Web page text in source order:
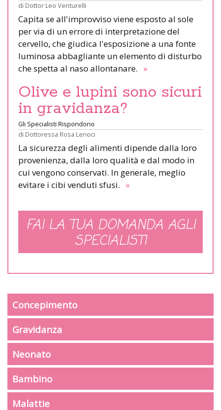
di Dottor Leo Venturelli
Capita se all'improvviso viene esposto al sole
per via di un errore di interpretazione del
cervello, che giudica l'esposizione a una fonte
luminosa abbagliante un elemento di disturbo
che spetta al naso allontanare. »
Olive e lupini sono sicuri
in gravidanza?
Gli Specialisti Rispondono
di Dottoressa Rosa Lenoci
La sicurezza degli alimenti dipende dalla loro
provenienza, dalla loro qualità e dal modo in
cui vengono conservati. In generale, meglio
evitare i cibi venduti sfusi. »
FAI LA TUA DOMANDA AGLI
SPECIALISTI
Concepimento
Gravidanza
Neonato
Bambino
Malattie